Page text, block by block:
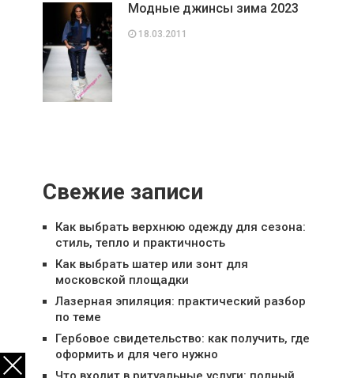
Модные джинсы зима 2023
18.03.2011
Свежие записи
Как выбрать верхнюю одежду для сезона:
стиль, тепло и практичность
Как выбрать шатер или зонт для
московской площадки
Лазерная эпиляция: практический разбор
по теме
Гербовое свидетельство: как получить, где
оформить и для чего нужно